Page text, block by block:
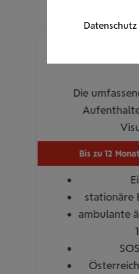
Die
Bis zu 12
stationäre
ambulante
Datenschutz